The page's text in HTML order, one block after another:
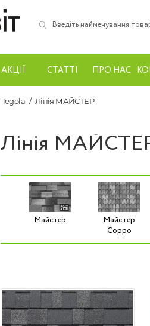
АКЦІЇ СТАТТІ ПРО НАС
Tegola Лінія МАЙСТЕР
Лінія
Майстер
Майстер
Coppo